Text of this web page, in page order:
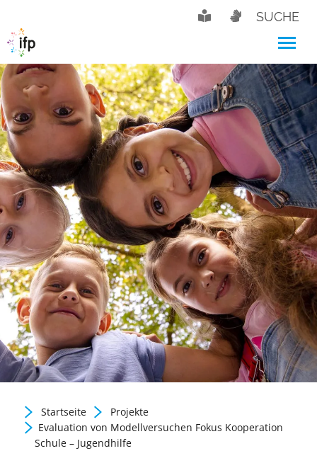
SUCHE
Zurück zur Newsübersicht
Startseite
Projekte
Evaluation von Modellversuchen Fokus Kooperation
Schule – Jugendhilfe